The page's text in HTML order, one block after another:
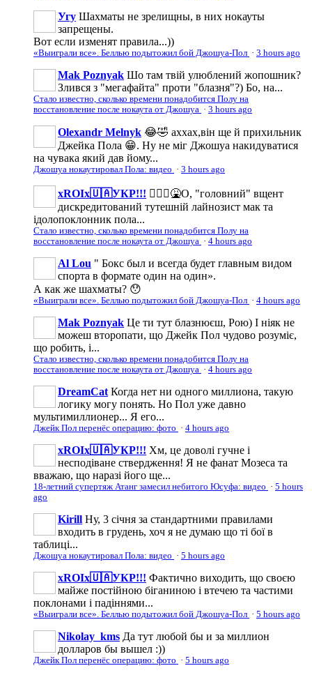
Угу Шахматы не зрелищны, в них нокауты
запрещены.
Вот если изменят правила...))
«Выиграли все». Беллью подытожил бой Джошуа-Пол · 3 hours ago
Mak Poznyak Шо там твій улюблений жопошник?
Злився з "мегафайта" проти "блазня"?) Бо, на...
Стало известно, сколько времени понадобится Полу на
восстановление после нокаута от Джошуа · 3 hours ago
Olexandr Melnyk 😂🤣 аххах,він ще й прихильник
Джейка Пола 😁. Ну не міг Джошуа накидуватися
на чувака який дав йому...
Джошуа нокаутировал Пола: видео · 3 hours ago
xROIx🇺🇦УКР!!! 🤦🏻‍♂️🤮О, "головний" вщент
дискредитований тутешній лайнозист мак та
ідолопоклонник пола...
Стало известно, сколько времени понадобится Полу на
восстановление после нокаута от Джошуа · 4 hours ago
Al Lou " Бокс был и всегда будет главным видом
спорта в формате один на один».
А как же шахматы? 😯
«Выиграли все». Беллью подытожил бой Джошуа-Пол · 4 hours ago
Mak Poznyak Це ти тут блазнюєш, Рою) І ніяк не
можеш второпати, що Джейк Пол чудово розуміє,
що робить, і...
Стало известно, сколько времени понадобится Полу на
восстановление после нокаута от Джошуа · 4 hours ago
DreamCat Когда нет ни одного миллиона, такую
логику могу понять. Но Пол уже давно
мультимиллионер... Я его...
Джейк Пол перенёс операцию: фото · 4 hours ago
xROIx🇺🇦УКР!!! Хм, це доволі гучне і
несподіване ствердження! Я не фанат Мозеса та
вважаю, що наразі його ще...
18-летний супертяж Атанг замесил небитого Юсуфа: видео · 5 hours
ago
Kirill Ну, 3 січня за стандартними правилами
входить в грудень, хоч я не думаю що ті бої в
таблиці...
Джошуа нокаутировал Пола: видео · 5 hours ago
xROIx🇺🇦УКР!!! Фактично виходить, що своєю
майже постійною біганиною і втечею та частими
поклонами і падіннями...
«Выиграли все». Беллью подытожил бой Джошуа-Пол · 5 hours ago
Nikolay_kms Да тут любой бы и за миллион
долларов бы вышел :))
Джейк Пол перенёс операцию: фото · 5 hours ago